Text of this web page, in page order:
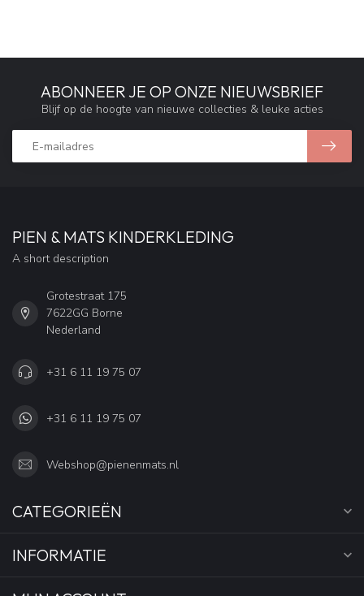
ABONNEER JE OP ONZE NIEUWSBRIEF
Blijf op de hoogte van nieuwe collecties & leuke acties
PIEN & MATS KINDERKLEDING
A short description
Grotestraat 175
7622GG Borne
Nederland
+31 6 11 19 75 07
+31 6 11 19 75 07
Webshop@pienenmats.nl
CATEGORIEËN
INFORMATIE